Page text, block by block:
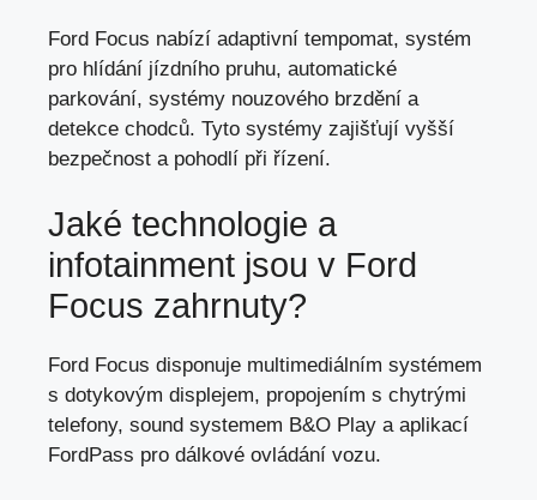
Ford Focus nabízí adaptivní tempomat, systém
pro hlídání jízdního pruhu, automatické
parkování, systémy nouzového brzdění a
detekce chodců. Tyto systémy zajišťují vyšší
bezpečnost a pohodlí při řízení.
Jaké technologie a
infotainment jsou v Ford
Focus zahrnuty?
Ford Focus disponuje multimediálním systémem
s dotykovým displejem, propojením s chytrými
telefony, sound systemem B&O Play a aplikací
FordPass pro dálkové ovládání vozu.